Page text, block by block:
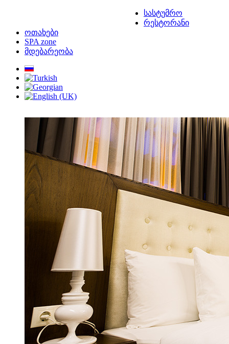
სასტუმრო
რესტორანი
ოთახები
SPA zone
მდებარეობა